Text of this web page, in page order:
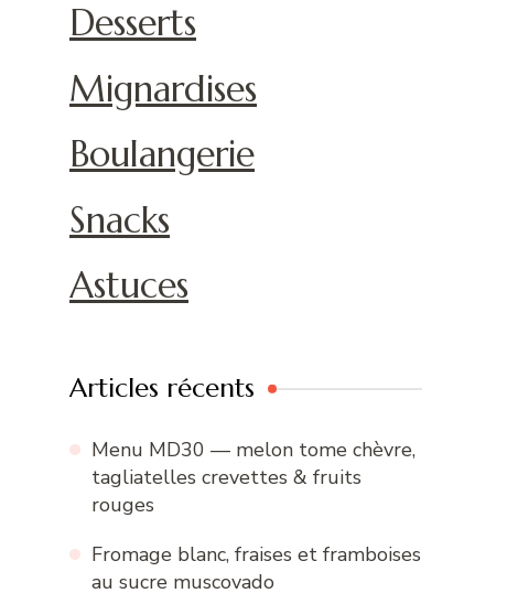
Desserts
Mignardises
Boulangerie
Snacks
Astuces
Articles récents
Menu MD30 — melon tome chèvre,
tagliatelles crevettes & fruits
rouges
Fromage blanc, fraises et framboises
au sucre muscovado